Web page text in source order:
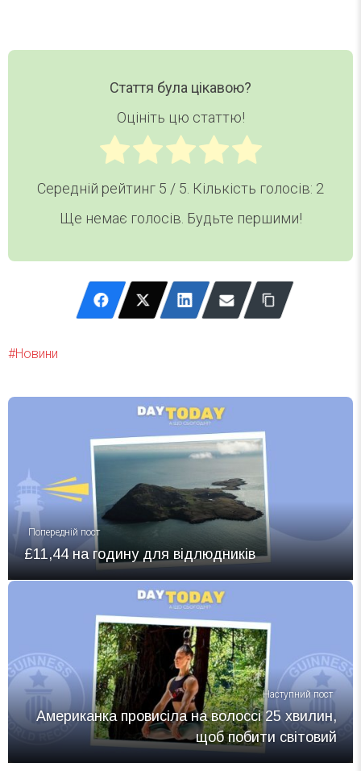
Стаття була цікавою?
Оцініть цю статтю!
Середній рейтинг 5 / 5. Кількість голосів: 2
Ще немає голосів. Будьте першими!
Новини
Попередній пост
£11,44 на годину для відлюдників
Наступний пост
Американка провисіла на волоссі 25 хвилин,
щоб побити світовий